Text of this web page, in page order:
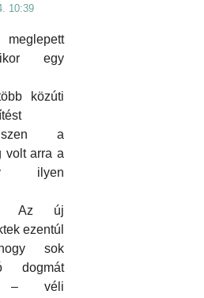
10:39
egy
közúti
a
volt arra a
ilyen
Az új
ezentúl
sok
dogmát
– véli